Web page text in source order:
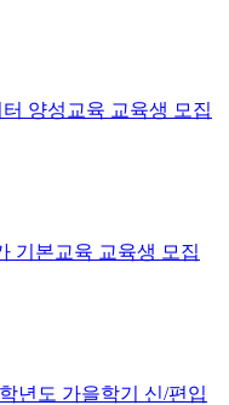
양성교육 교육생 모집
기본교육 교육생 모집
년도 가을학기 신/편입